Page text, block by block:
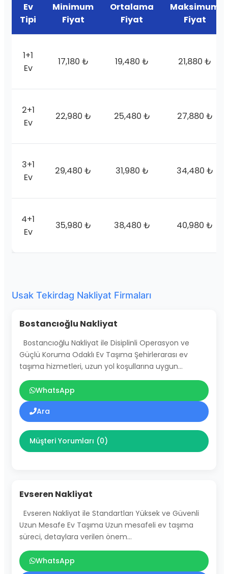
Ev
Tipi
Minimum
Fiyat
Ortalama
Fiyat
Maksimum
Fiyat
1+1
Ev
17,180 ₺ 19,480 ₺ 21,880 ₺
2+1
Ev
22,980 ₺ 25,480 ₺ 27,880 ₺
3+1
Ev
29,480 ₺ 31,980 ₺ 34,480 ₺
4+1
Ev
35,980 ₺ 38,480 ₺ 40,980 ₺
Usak Tekirdag Nakliyat Firmaları
Bostancıoğlu Nakliyat
Bostancıoğlu Nakliyat ile Disiplinli Operasyon ve
Güçlü Koruma Odaklı Ev Taşıma Şehirlerarası ev
taşıma hizmetleri, uzun yol koşullarına uygun…
WhatsApp
Ara
Müşteri Yorumları (0)
Evseren Nakliyat
Evseren Nakliyat ile Standartları Yüksek ve Güvenli
Uzun Mesafe Ev Taşıma Uzun mesafeli ev taşıma
süreci, detaylara verilen önem…
WhatsApp